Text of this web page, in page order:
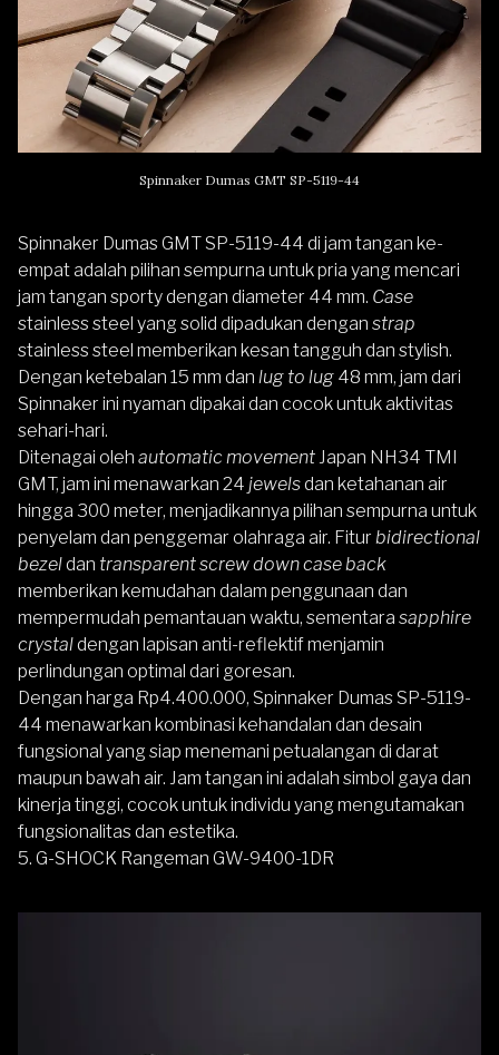
Spinnaker Dumas GMT SP-5119-44
Spinnaker Dumas GMT SP-5119-44 di jam tangan ke-
empat adalah pilihan sempurna untuk pria yang mencari
jam tangan sporty dengan diameter 44 mm. Case
stainless steel yang solid dipadukan dengan strap
stainless steel memberikan kesan tangguh dan stylish.
Dengan ketebalan 15 mm dan lug to lug 48 mm, jam dari
Spinnaker ini nyaman dipakai dan cocok untuk aktivitas
sehari-hari.
Ditenagai oleh automatic movementJapan NH34 TMI
GMT, jam ini menawarkan 24 jewelsdan ketahanan air
hingga 300 meter, menjadikannya pilihan sempurna untuk
penyelam dan penggemar olahraga air. Fitur bidirectional
bezeldan transparent screw down case back
memberikan kemudahan dalam penggunaan dan
mempermudah pemantauan waktu, sementara sapphire
crystaldengan lapisan anti-reflektif menjamin
perlindungan optimal dari goresan.
Dengan harga Rp4.400.000, Spinnaker Dumas SP-5119-
44 menawarkan kombinasi kehandalan dan desain
fungsional yang siap menemani petualangan di darat
maupun bawah air. Jam tangan ini adalah simbol gaya dan
kinerja tinggi, cocok untuk individu yang mengutamakan
fungsionalitas dan estetika.
5. G-SHOCK Rangeman GW-9400-1DR